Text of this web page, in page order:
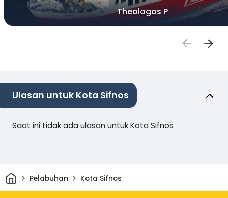
Theologos P
Ulasan untuk Kota Sifnos
Saat ini tidak ada ulasan untuk Kota Sifnos
Rumah
Pelabuhan Kota Sifnos